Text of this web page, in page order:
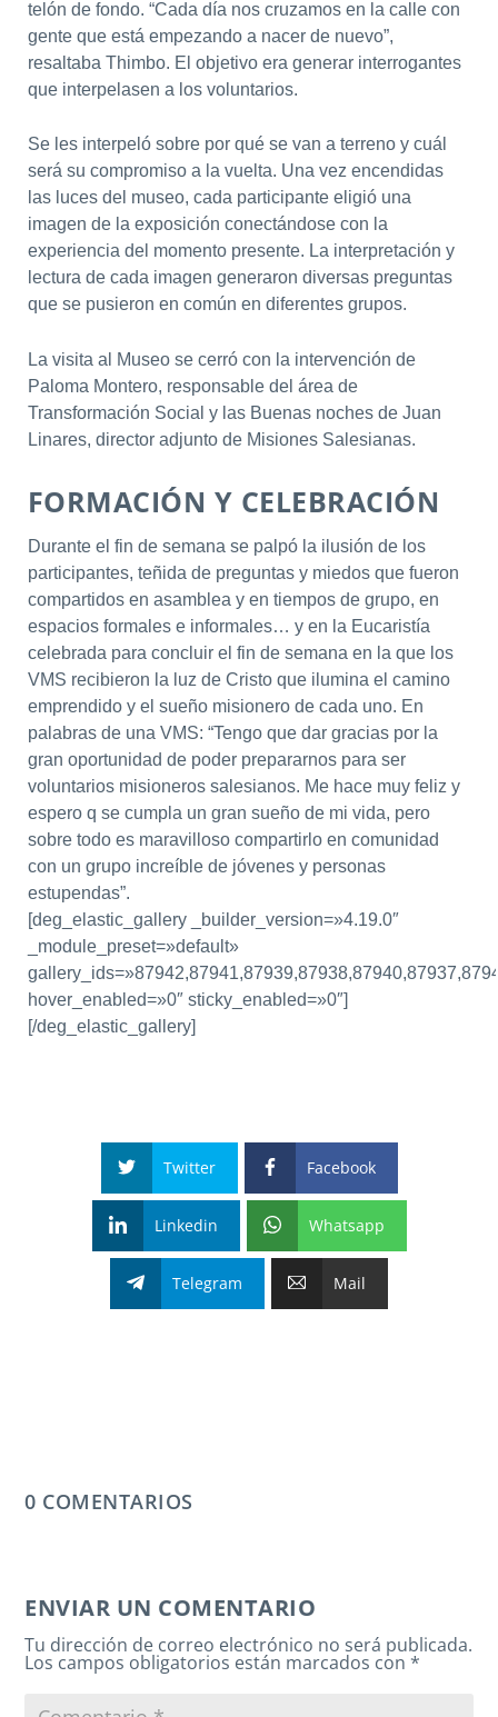
telón de fondo. “Cada día nos cruzamos en la calle con
gente que está empezando a nacer de nuevo”,
resaltaba Thimbo. El objetivo era generar interrogantes
que interpelasen a los voluntarios.
Se les interpeló sobre por qué se van a terreno y cuál
será su compromiso a la vuelta. Una vez encendidas
las luces del museo, cada participante eligió una
imagen de la exposición conectándose con la
experiencia del momento presente. La interpretación y
lectura de cada imagen generaron diversas preguntas
que se pusieron en común en diferentes grupos.
La visita al Museo se cerró con la intervención de
Paloma Montero, responsable del área de
Transformación Social y las Buenas noches de Juan
Linares, director adjunto de Misiones Salesianas.
FORMACIÓN Y CELEBRACIÓN
Durante el fin de semana se palpó la ilusión de los
participantes, teñida de preguntas y miedos que fueron
compartidos en asamblea y en tiempos de grupo, en
espacios formales e informales… y en la Eucaristía
celebrada para concluir el fin de semana en la que los
VMS recibieron la luz de Cristo que ilumina el camino
emprendido y el sueño misionero de cada uno. En
palabras de una VMS: “Tengo que dar gracias por la
gran oportunidad de poder prepararnos para ser
voluntarios misioneros salesianos. Me hace muy feliz y
espero q se cumpla un gran sueño de mi vida, pero
sobre todo es maravilloso compartirlo en comunidad
con un grupo increíble de jóvenes y personas
estupendas”.
[deg_elastic_gallery _builder_version=»4.19.0″
_module_preset=»default»
hover_enabled=»0″ sticky_enabled=»0″]
[/deg_elastic_gallery]
Twitter Facebook
Linkedin Whatsapp
Telegram Mail
0 COMENTARIOS
ENVIAR UN COMENTARIO
Tu dirección de correo electrónico no será publicada.
Los campos obligatorios están marcados con*